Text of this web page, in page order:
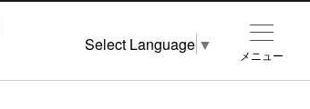
メニュー
Select Language ▼